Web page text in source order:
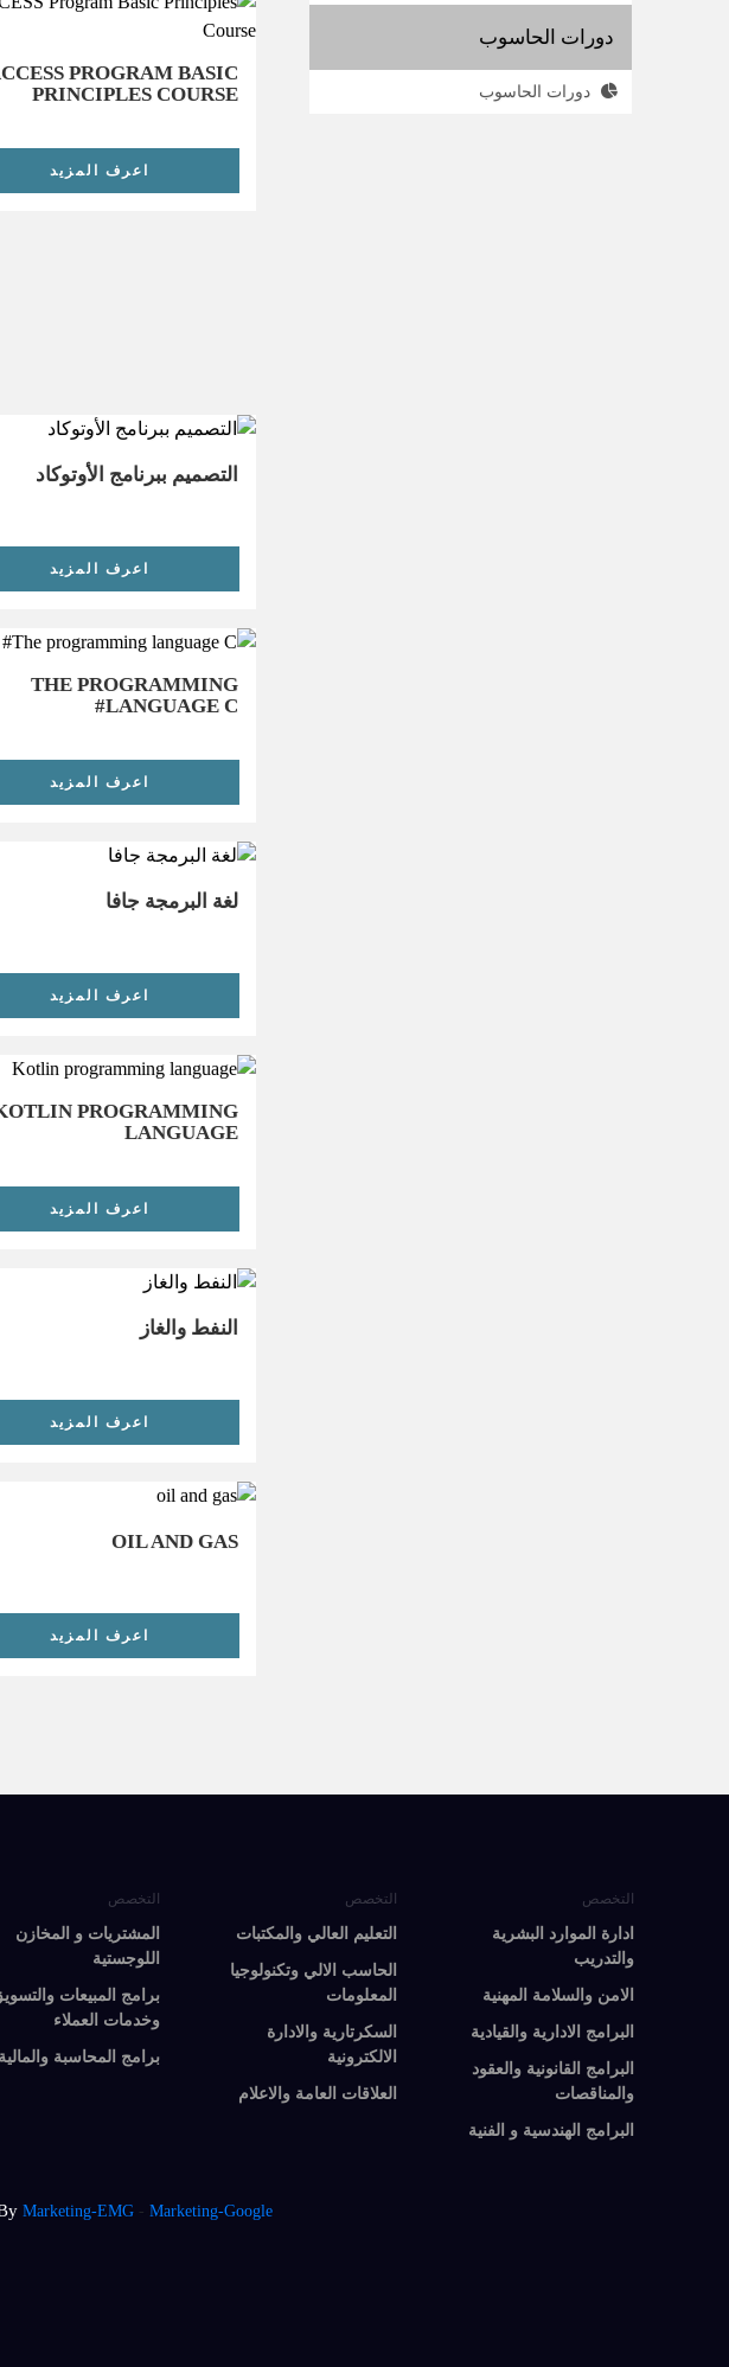
دورات الحاسوب
دورات الحاسوب
PROGRAM BASIC
PRINCIPLES COURSE
اعرف المزيد
التصميم ببرنامج الأوتوكاد
اعرف المزيد
THE PROGRAMMING
LANGUAGE C#
اعرف المزيد
لغة البرمجة جافا
اعرف المزيد
PROGRAMMING
LANGUAGE
اعرف المزيد
النفط والغاز
اعرف المزيد
OIL AND GAS
اعرف المزيد
التخصص
ادارة الموارد البشرية
والتدريب
الامن والسلامة المهنية
البرامج الادارية والقيادية
البرامج القانونية والعقود
والمناقصات
البرامج الهندسية و الفنية
التخصص
التعليم العالي والمكتبات
الحاسب الالي وتكنولوجيا
المعلومات
السكرتارية والادارة
الالكترونية
العلاقات العامة والاعلام
التخصص
المشتريات و المخازن
اللوجستية
برامج المبيعات
وخدمات العملاء
برامج المحاسبة والمالية
Marketing-EMG- Marketing-Google